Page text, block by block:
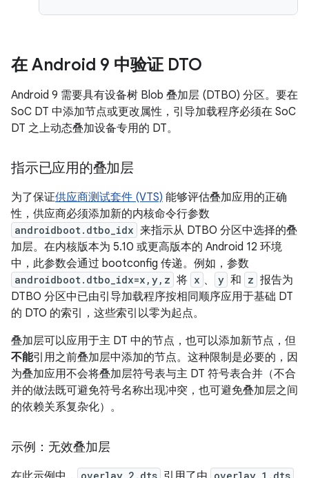
在 Android 9 中验证 DTO
Android 9 需要具有设备树 Blob 叠加层 (DTBO) 分区。要在
SoC DT 中添加节点或更改属性，引导加载程序必须在 SoC
DT 之上动态叠加设备专用的 DT。
指示已应用的叠加层
为了保证供应商测试套件 (VTS) 能够评估叠加应用的正确
性，供应商必须添加新的内核命令行参数
androidboot.dtbo_idx 来指示从 DTBO 分区中选择的叠
加层。在内核版本为 5.10 或更高版本的 Android 12 环境
中，此参数会通过 bootconfig 传递。例如，参数
androidboot.dtbo_idx=x,y,z 将 x 、 y 和 z 报告为
DTBO 分区中已由引导加载程序按相同顺序应用于基础 DT
的 DTO 的索引，这些索引以零为起点。
叠加层可以应用于主 DT 中的节点，也可以添加新节点，但
不能引用之前叠加层中添加的节点。这种限制是必要的，因
为叠加应用不会将叠加层符号表与主 DT 符号表合并（不合
并的做法既可避免符号名称出现冲突，也可避免叠加层之间
的依赖关系复杂化）。
示例：无效叠加层